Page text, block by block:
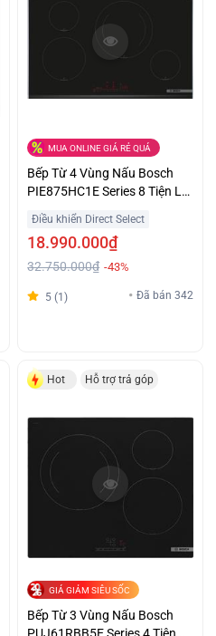
MUA ONLINE GIÁ RẺ QUÁ
Bếp Từ 4 Vùng Nấu Bosch
PIE875HC1E Series 8 Tiện Lợi
Điều khiển Direct Select
18.990.000₫
32.750.000₫ -43%
5 (1) Đã bán 342
Hot Hỗ trợ trả góp
GIÁ GIẢM SIÊU SỐC
Bếp Từ 3 Vùng Nấu Bosch